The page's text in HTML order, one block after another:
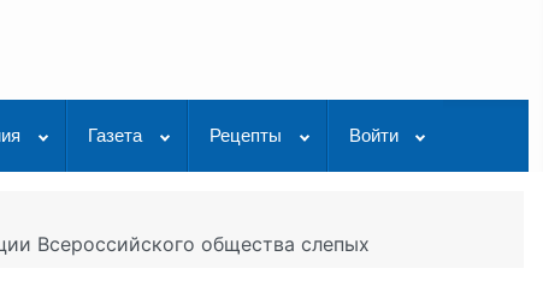
Газета Рецепты Войти
Всероссийского общества слепых